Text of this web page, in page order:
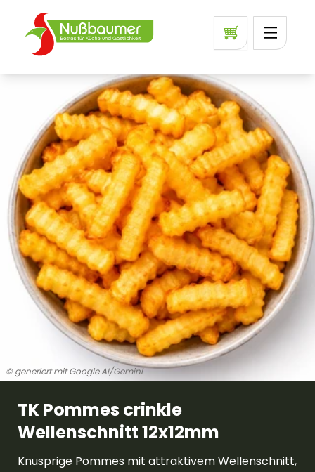
© generiert mit Google AI/Gemini
TK Pommes crinkle
Wellenschnitt 12x12mm
Knusprige Pommes mit attraktivem Wellenschnitt,